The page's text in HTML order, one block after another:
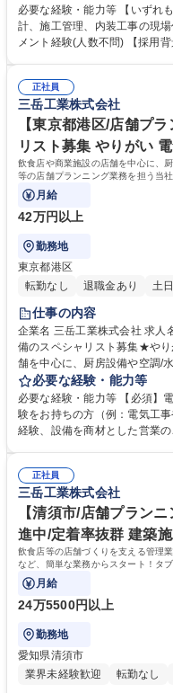
ャーとしてご活躍いただきます。 プレイングマネージャーとして、
応・現場管理と合わせてメン
す！顧客対応から工事現場管
種 【港区/店舗プランニング(
やりがい
必要な経験・能力等 【いずれ
計、施工管理、内装工事の現
メント経験(人数不問) 【採用背景】 ■管工事の設計・施工分野で長年信頼
革期を迎えております。 ■中長
グのスペシャリストを担う人材を募集！ 学歴・資格 学歴
専 短大 専修学校 高校 語学力
施工管理技士
正社員
三岳工業株式会社
【東京都港区/店舗プ
リスト募集 やりがい
飲食店や商業施設の店舗を中心に、
等の店舗プランニング業務を担う当
いただきます！
月給
42万円以上
勤務地
東京都港区
転勤なし
退職金あり 土
仕事の内容
企業名 三岳工業株式会社 求人名 【東京都港区/店舗プランニング】電気設
備のスペシャリスト募集★やりがい◎ 仕事の内容 飲食店
舗を中心に、厨房設備や空調/
プランニング業務を担う当社
ご活躍いただきます！ 【採用背景】 ■管工事の設計・施工分野で長年信頼
と実績を築いてきましたが、
ン・施工も手掛け、店舗づく
グ】電気設備のスペシャリス
必要な経験・能力等
必要な経験・能力等 【必須】
験をお持ちの方（例：電気工
経験、設備を商材とした営業のご経験など） 【やり
な電気・設備の配置や内装の
ンしたものを自分たちで作り
担っていただきます！ 学歴・資格 学歴：大学院 大学 高専 短大 専修学校
高校 語学力： 資格：
正社員
三岳工業株式会社
【清須市/店舗プラン
進中/定着率抜群 建築
飲食店等の店舗づくりを支える管理
など、簡単な業務からスタート！タ
験でも無理なく仕事に慣れていけます
月給
24万5500円以上
勤務地
愛知県清須市
業界未経験歓迎
転勤なし